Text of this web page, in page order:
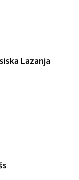
Lazanja